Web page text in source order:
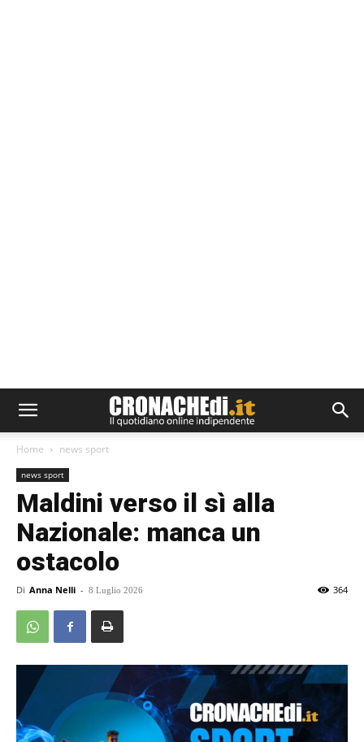
Home news sport
news sport
Maldini verso il sì alla
Nazionale: manca un
ostacolo
Di Anna Nelli - 8 Luglio 2026 364